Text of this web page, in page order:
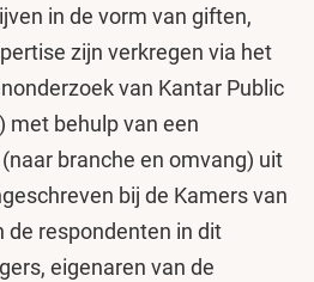
in de vorm van giften,
zijn verkregen via het
van Kantar Public
met behulp van een
branche en omvang) uit
bij de Kamers van
de respondenten in dit
eigenaren van de